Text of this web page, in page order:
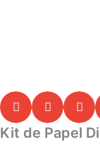
Kit de Papel